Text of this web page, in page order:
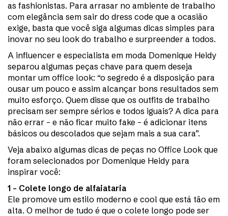
as fashionistas. Para arrasar no ambiente de trabalho
com elegância sem sair do dress code que a ocasião
exige, basta que você siga algumas dicas simples para
inovar no seu look do trabalho e surpreender a todos.
A influencer e especialista em moda Domenique Heidy
separou algumas peças chave para quem deseja
montar um office look: “o segredo é a disposição para
ousar um pouco e assim alcançar bons resultados sem
muito esforço. Quem disse que os outfits de trabalho
precisam ser sempre sérios e todos iguais? A dica para
não errar – e não ficar muito fake – é adicionar itens
básicos ou descolados que sejam mais a sua cara”.
Veja abaixo algumas dicas de peças no Office Look que
foram selecionados por Domenique Heidy para
inspirar você:
1 – Colete longo de alfaiataria
Ele promove um estilo moderno e cool que está tão em
alta. O melhor de tudo é que o colete longo pode ser